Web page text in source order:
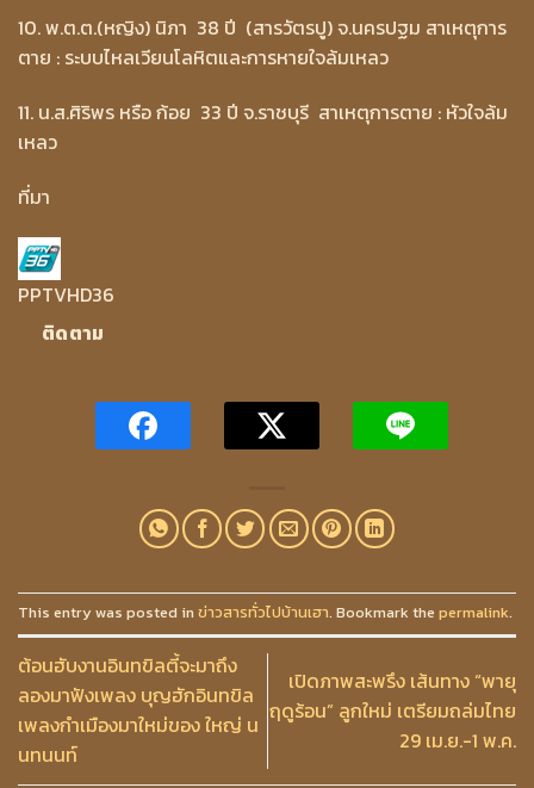
10. พ.ต.ต.(หญิง) นิภา 38 ปี (สารวัตรปู) จ.นครปฐม สาเหตุการ
ตาย : ระบบไหลเวียนโลหิตและการหายใจล้มเหลว
11. น.ส.ศิริพร หรือ ก้อย 33 ปี จ.ราชบุรี สาเหตุการตาย : หัวใจล้ม
เหลว
ที่มา
PPTVHD36
ติดตาม
This entry was posted in ข่าวสารทั่วไปบ้านเฮา. Bookmark the permalink.
ต้อนฮับงานอินทขิลตี้จะมาถึง
ลองมาฟังเพลง บุญฮักอินทขิล
เพลงกำเมืองมาใหม่ของ ใหญ่ น
นทนนท์
เปิดภาพสะพรึง เส้นทาง “พายุ
ฤดูร้อน” ลูกใหม่ เตรียมถล่มไทย
29 เม.ย.-1 พ.ค.